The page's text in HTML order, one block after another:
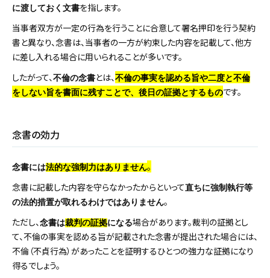
に渡しておく文書を指します。
当事者双方が一定の行為を行うことに合意して署名押印を行う契約
書と異なり、念書は、当事者の一方が約束した内容を記載して、他方
に差し入れる場合に用いられることが多いです。
したがって、不倫の念書とは、不倫の事実を認める旨や二度と不倫
をしない旨を書面に残すことで、後日の証拠とするものです。
念書の効力
念書には法的な強制力はありません。
念書に記載した内容を守らなかったからといって直ちに強制執行等
の法的措置が取れるわけではありません。
ただし、念書は裁判の証拠になる場合があります。裁判の証拠とし
て、不倫の事実を認める旨が記載された念書が提出された場合には、
不倫（不貞行為）があったことを証明するひとつの強力な証拠になり
得るでしょう。